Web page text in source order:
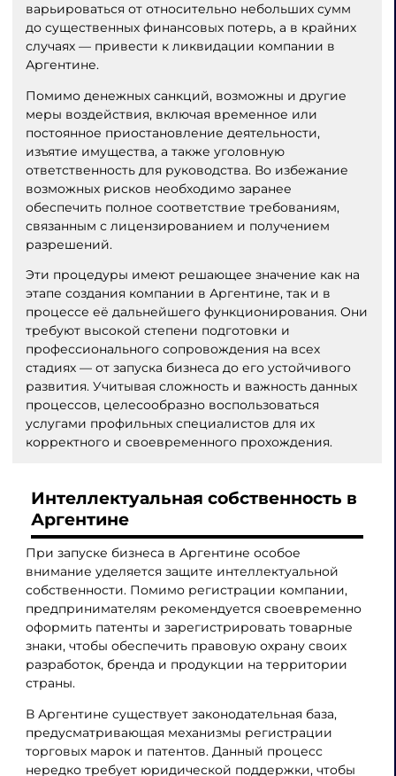
варьироваться от относительно небольших сумм
до существенных финансовых потерь, а в крайних
случаях — привести к ликвидации компании в
Аргентине.
Помимо денежных санкций, возможны и другие
меры воздействия, включая временное или
постоянное приостановление деятельности,
изъятие имущества, а также уголовную
ответственность для руководства. Во избежание
возможных рисков необходимо заранее
обеспечить полное соответствие требованиям,
связанным с лицензированием и получением
разрешений.
Эти процедуры имеют решающее значение как на
этапе создания компании в Аргентине, так и в
процессе её дальнейшего функционирования. Они
требуют высокой степени подготовки и
профессионального сопровождения на всех
стадиях — от запуска бизнеса до его устойчивого
развития. Учитывая сложность и важность данных
процессов, целесообразно воспользоваться
услугами профильных специалистов для их
корректного и своевременного прохождения.
Интеллектуальная собственность в
Аргентине
При запуске бизнеса в Аргентине особое
внимание уделяется защите интеллектуальной
собственности. Помимо регистрации компании,
предпринимателям рекомендуется своевременно
оформить патенты и зарегистрировать товарные
знаки, чтобы обеспечить правовую охрану своих
разработок, бренда и продукции на территории
страны.
В Аргентине существует законодательная база,
предусматривающая механизмы регистрации
торговых марок и патентов. Данный процесс
нередко требует юридической поддержки, чтобы